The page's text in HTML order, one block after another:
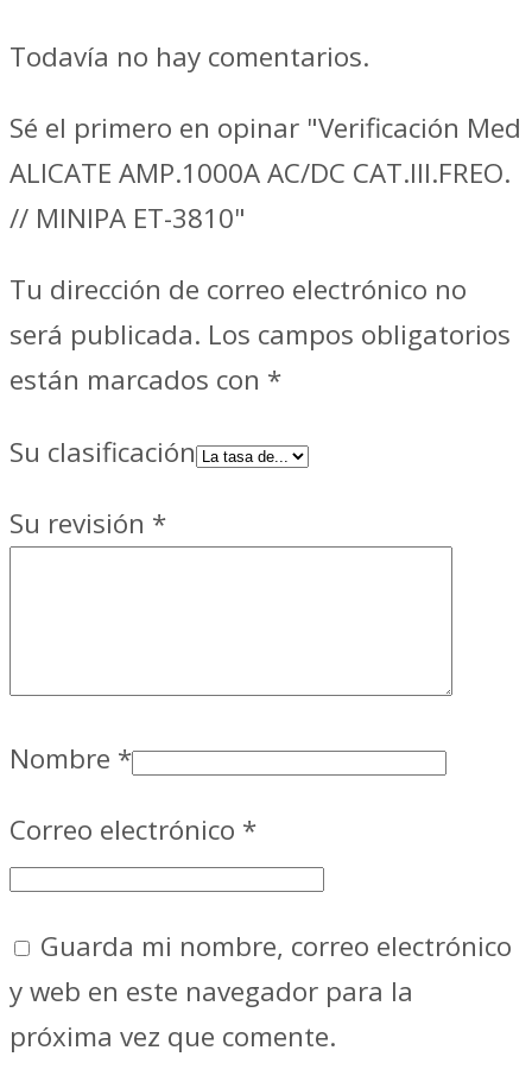
Todavía no hay comentarios.
Sé el primero en opinar "Verificación Med
ALICATE AMP.1000A AC/DC CAT.III.FREO.
// MINIPA ET-3810"
Tu dirección de correo electrónico no
será publicada. Los campos obligatorios
están marcados con *
Su clasificación
Su revisión *
Nombre *
Correo electrónico *
Guarda mi nombre, correo electrónico
y web en este navegador para la
próxima vez que comente.